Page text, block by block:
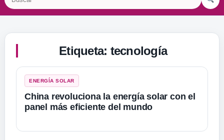
Etiqueta: tecnología
ENERGÍA SOLAR
China revoluciona la energía solar con el
panel más eficiente del mundo